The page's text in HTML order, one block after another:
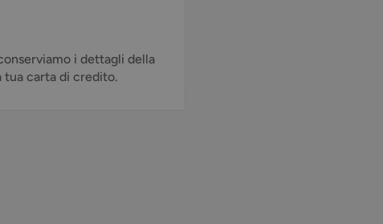
i dettagli della
tua carta di credito.